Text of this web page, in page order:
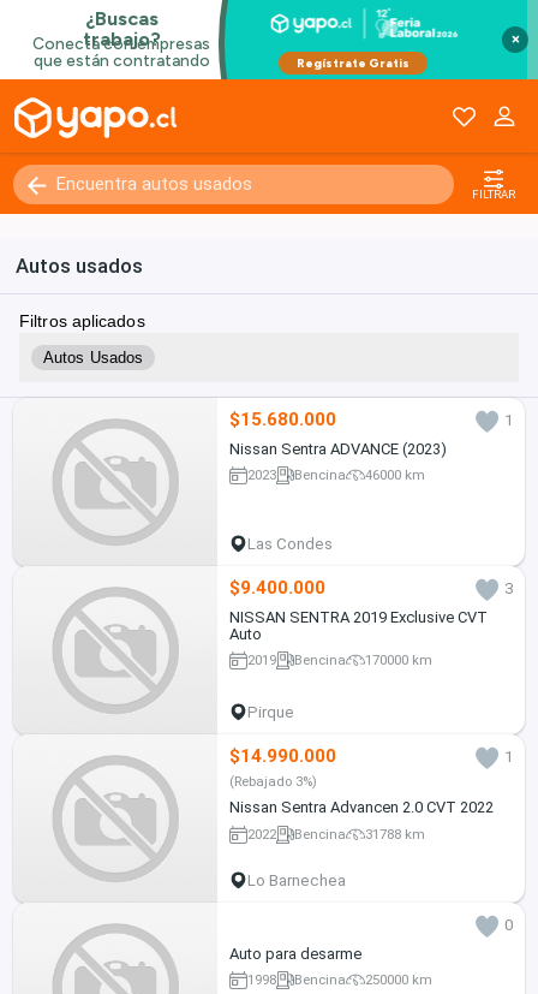
×
FILTRAR
Autos usados
Filtros aplicados
Autos Usados
$15.680.000
1
Nissan Sentra ADVANCE (2023)
2023 Bencina 46000 km
Las Condes
$9.400.000
3
NISSAN SENTRA 2019 Exclusive CVT
Auto
2019 Bencina 170000 km
Pirque
$14.990.000 1
(Rebajado 3%)
Nissan Sentra Advancen 2.0 CVT 2022
2022 Bencina 31788 km
Lo Barnechea
0
Auto para desarme
1998 Bencina 250000 km